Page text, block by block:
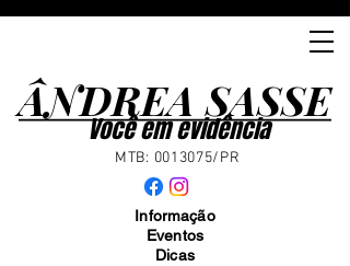
ÂNDREA SASSE
ÂNDREA SASSE
Você em evidência
MTB: 0013075/PR
Informação
Eventos
Dicas